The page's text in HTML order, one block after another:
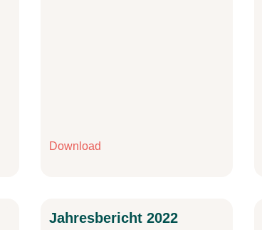
Download
Jahresbericht 2022